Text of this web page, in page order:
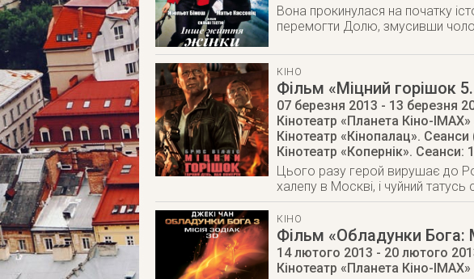
Вона прокинулася на початку
перемогти Долю, змусивши
КІНО
Фільм «Міцний горішок
07 березня 2013 - 13 березня
Кінотеатр «Планета Кіно-IMAX»
Кінотеатр «Кінопалац». Сеанси
Кінотеатр «Копернік». Сеанси:
Цього разу герой вирушає до
халепу в Москві, і чуйний
КІНО
Фільм «Обладунки Бога:
14 лютого 2013 - 20 лютого
Кінотеатр «Планета Кіно-IMAX»